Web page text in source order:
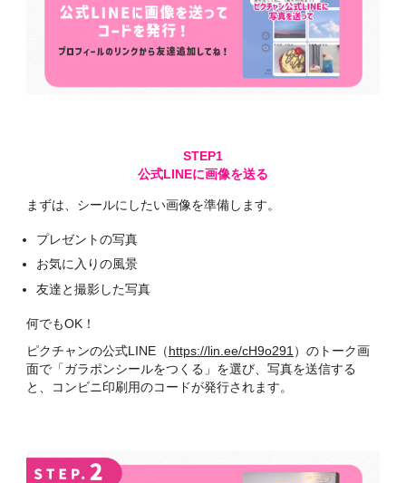
公式LINEに画像を送る
まずは、シールにしたい画像を準備します。
プレゼントの写真
お気に入りの風景
友達と撮影した写真
何でもOK！
ピクチャンの公式LINE（https://lin.ee/cH9o291）のトーク画
面で「ガラポンシールをつくる」を選び、写真を送信する
と、コンビニ印刷用のコードが発行されます。